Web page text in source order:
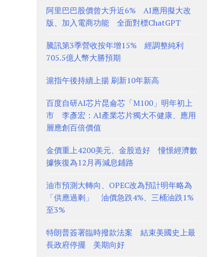
阿里巴巴股價曾大升近6% AI應用擬大改
版、加入電商功能 全面對標ChatGPT
騰訊第3季營收按年增15% 經調整純利
705.5億人幣大勝預期
滬指午後持續上揚 刷新10年新高
百度自研AI芯片昆侖芯「M100」明年初上
市 李彥宏：AI產業芯片獨大不健康、應用
層應創百倍價值
金價重上4200美元、金股造好 憧憬經濟數
據恢復為12月再減息鋪路
油市預測大轉向、OPEC改為預計明年略為
「供應過剩」 油價急跌4%、三桶油跌1%
至3%
特朗普簽署臨時撥款法案 結束美國史上最
長政府停擺 美期向好